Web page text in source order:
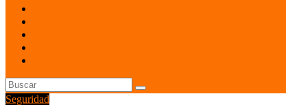
Seguridad